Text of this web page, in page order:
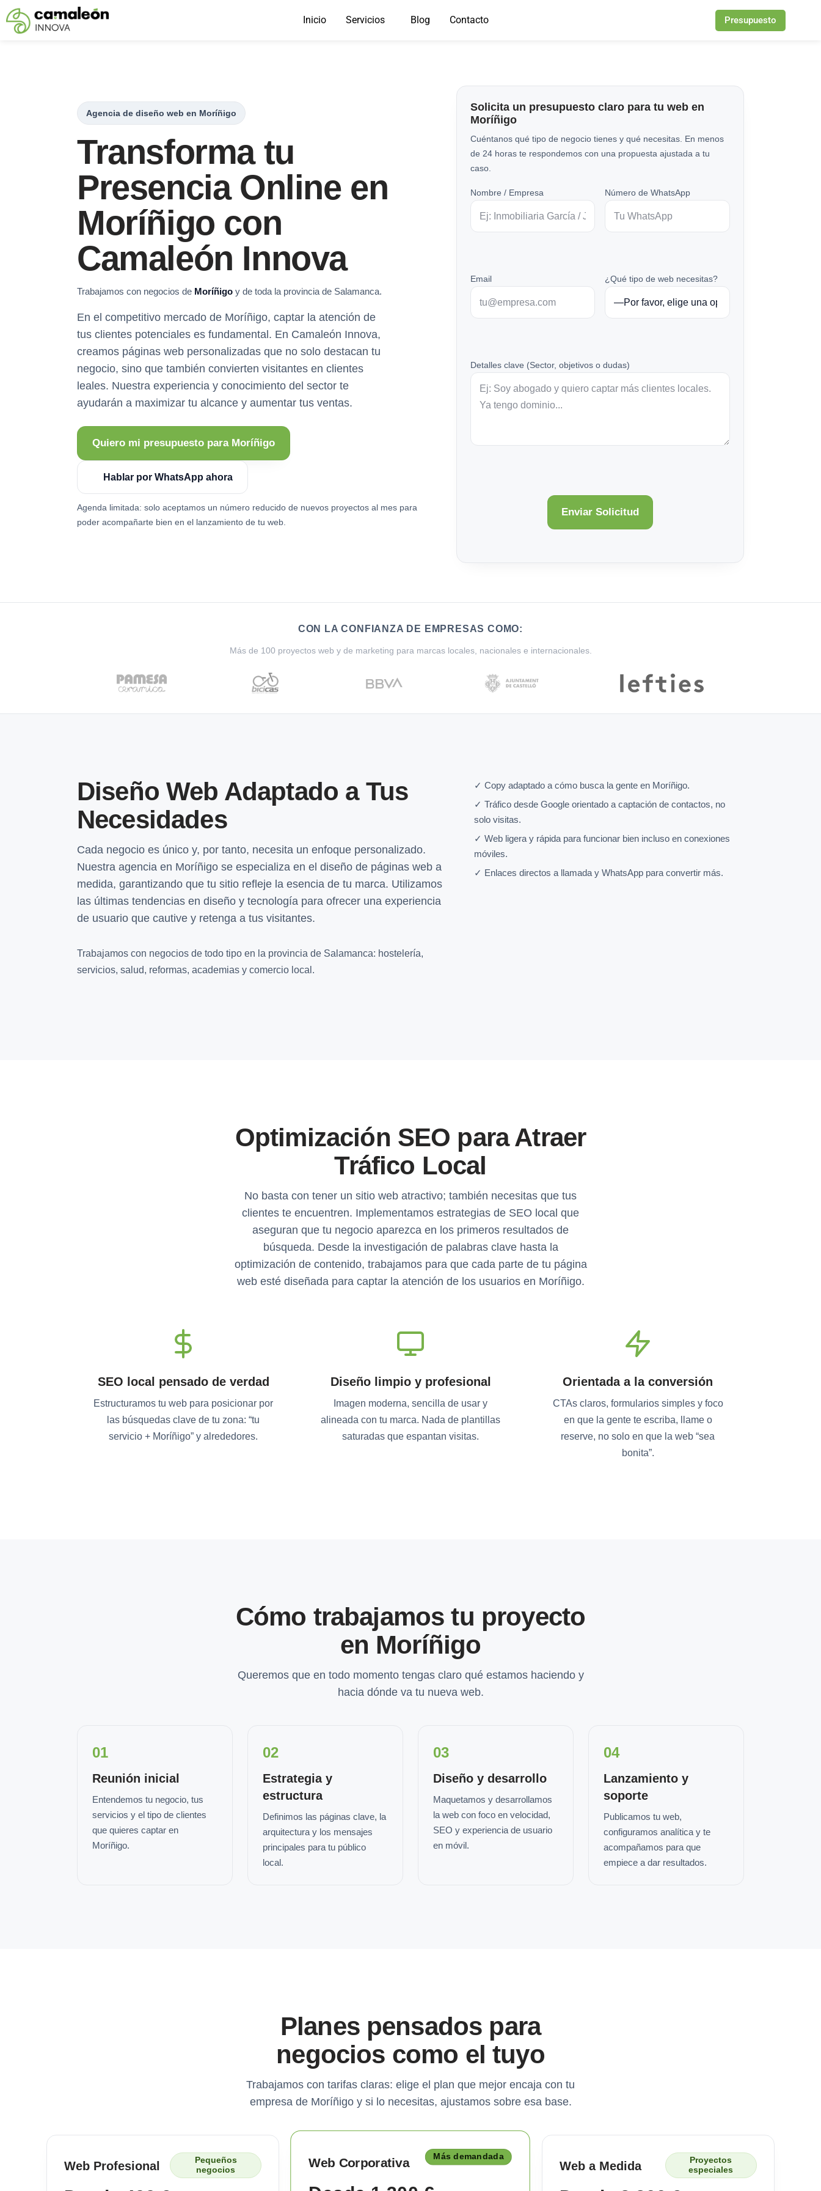
Saltar
Inicio Servicios Blog Contacto Presupuesto
Agencia de diseño web en Moríñigo
Transforma tu
Presencia Online en
Moríñigo con
Camaleón Innova
Trabajamos con negocios de Moríñigo y de toda la provincia de Salamanca.
En el competitivo mercado de Moríñigo, captar la atención de
tus clientes potenciales es fundamental. En Camaleón Innova,
creamos páginas web personalizadas que no solo destacan tu
negocio, sino que también convierten visitantes en clientes
leales. Nuestra experiencia y conocimiento del sector te
ayudarán a maximizar tu alcance y aumentar tus ventas.
Quiero mi presupuesto para Moríñigo
Hablar por WhatsApp ahora
Agenda limitada: solo aceptamos un número reducido de nuevos proyectos al mes para
poder acompañarte bien en el lanzamiento de tu web.
Solicita un presupuesto claro para tu web en
Moríñigo
Cuéntanos qué tipo de negocio tienes y qué necesitas. En menos
de 24 horas te respondemos con una propuesta ajustada a tu
caso.
Nombre / Empresa Número de WhatsApp
Email ¿Qué tipo de web necesitas?
Detalles clave (Sector, objetivos o dudas)
CON LA CONFIANZA DE EMPRESAS COMO:
Más de 100 proyectos web y de marketing para marcas locales, nacionales e internacionales.
Diseño Web Adaptado a Tus
Necesidades
Cada negocio es único y, por tanto, necesita un enfoque personalizado.
Nuestra agencia en Moríñigo se especializa en el diseño de páginas web a
medida, garantizando que tu sitio refleje la esencia de tu marca. Utilizamos
las últimas tendencias en diseño y tecnología para ofrecer una experiencia
de usuario que cautive y retenga a tus visitantes.
Trabajamos con negocios de todo tipo en la provincia de Salamanca: hostelería,
servicios, salud, reformas, academias y comercio local.
✓ Copy adaptado a cómo busca la gente en Moríñigo.
✓ Tráfico desde Google orientado a captación de contactos, no
solo visitas.
✓ Web ligera y rápida para funcionar bien incluso en conexiones
móviles.
✓ Enlaces directos a llamada y WhatsApp para convertir más.
Optimización SEO para Atraer
Tráfico Local
No basta con tener un sitio web atractivo; también necesitas que tus
clientes te encuentren. Implementamos estrategias de SEO local que
aseguran que tu negocio aparezca en los primeros resultados de
búsqueda. Desde la investigación de palabras clave hasta la
optimización de contenido, trabajamos para que cada parte de tu página
web esté diseñada para captar la atención de los usuarios en Moríñigo.
SEO local pensado de verdad
Estructuramos tu web para posicionar por
las búsquedas clave de tu zona: “tu
servicio + Moríñigo” y alrededores.
Diseño limpio y profesional
Imagen moderna, sencilla de usar y
alineada con tu marca. Nada de plantillas
saturadas que espantan visitas.
Orientada a la conversión
CTAs claros, formularios simples y foco
en que la gente te escriba, llame o
reserve, no solo en que la web “sea
bonita”.
Cómo trabajamos tu proyecto
en Moríñigo
Queremos que en todo momento tengas claro qué estamos haciendo y
hacia dónde va tu nueva web.
01
Reunión inicial
Entendemos tu negocio, tus
servicios y el tipo de clientes
que quieres captar en
Moríñigo.
02
Estrategia y
estructura
Definimos las páginas clave, la
arquitectura y los mensajes
principales para tu público
local.
03
Diseño y desarrollo
Maquetamos y desarrollamos
la web con foco en velocidad,
SEO y experiencia de usuario
en móvil.
04
Lanzamiento y
soporte
Publicamos tu web,
configuramos analítica y te
acompañamos para que
empiece a dar resultados.
Planes pensados para
negocios como el tuyo
Trabajamos con tarifas claras: elige el plan que mejor encaja con tu
empresa de Moríñigo y si lo necesitas, ajustamos sobre esa base.
Web Profesional
Pequeños
negocios
Web Corporativa Más demandada
Web a Medida
Proyectos
especiales